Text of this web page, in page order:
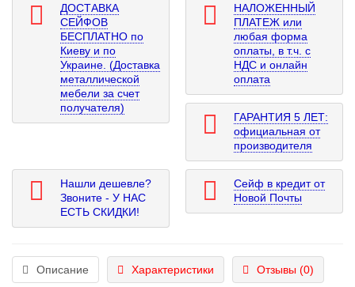
ДОСТАВКА
СЕЙФОВ
БЕСПЛАТНО по
Киеву и по
Украине. (Доставка
металлической
мебели за счет
получателя)
НАЛОЖЕННЫЙ
ПЛАТЕЖ или
любая форма
оплаты, в т.ч. с
НДС и онлайн
оплата
ГАРАНТИЯ 5 ЛЕТ:
официальная от
производителя
Нашли дешевле?
Звоните - У НАС
ЕСТЬ СКИДКИ!
Сейф в кредит от
Новой Почты
Описание Характеристики Отзывы (0)